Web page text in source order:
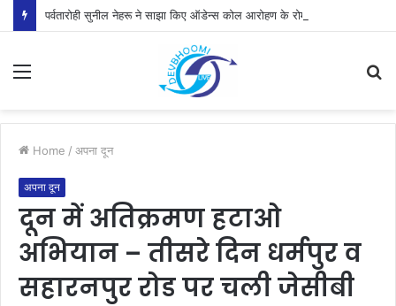
पर्वतारोही सुनील नेहरू ने साझा किए ऑडेन्स कोल आरोहण के रोमांचक अनुभव
Menu
Home / अपना दून
अपना दून
दून में अतिक्रमण हटाओ
अभियान – तीसरे दिन धर्मपुर व
सहारनपुर रोड पर चली जेसीबी